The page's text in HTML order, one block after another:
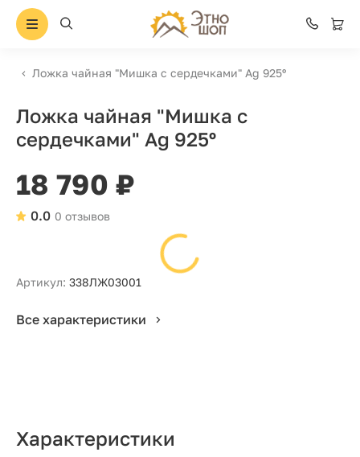
Ложка чайная "Мишка с сердечками" Ag 925º
Ложка чайная "Мишка с
сердечками" Ag 925º
18 790 ₽
0 отзывов
0.0
Артикул: 338ЛЖ03001
Все характеристики
Характеристики